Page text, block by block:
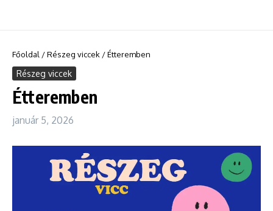
Főoldal /Részeg viccek /Étteremben
Részeg viccek
Étteremben
január 5, 2026